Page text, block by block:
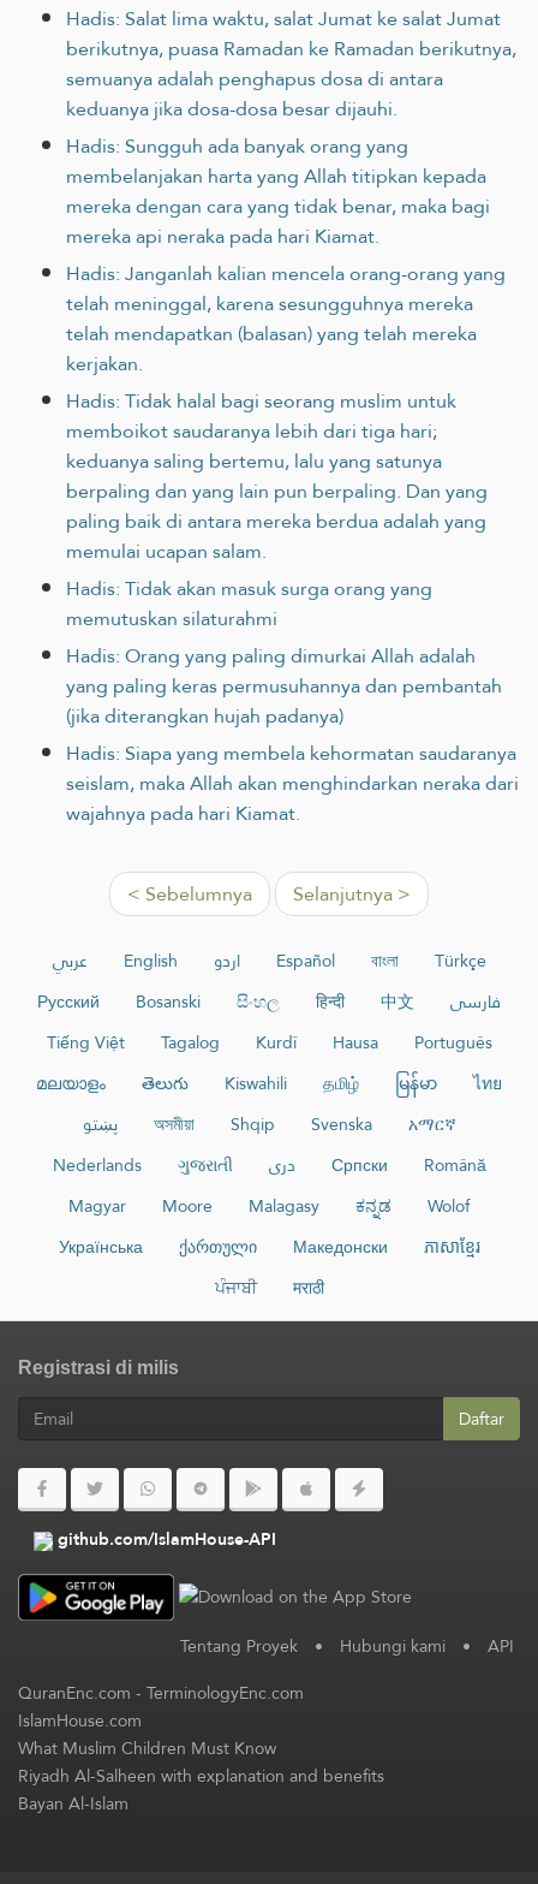
Hadis: Salat lima waktu, salat Jumat ke salat Jumat
berikutnya, puasa Ramadan ke Ramadan berikutnya,
semuanya adalah penghapus dosa di antara
keduanya jika dosa-dosa besar dijauhi.
Hadis: Sungguh ada banyak orang yang
membelanjakan harta yang Allah ‎titipkan kepada
mereka dengan cara yang tidak benar, maka bagi
mereka api neraka pada hari Kiamat.‎
Hadis: Janganlah kalian mencela orang-orang yang
telah meninggal, karena sesungguhnya mereka
telah mendapatkan (balasan) yang telah mereka
kerjakan.
Hadis: Tidak halal bagi seorang muslim untuk
memboikot saudaranya lebih dari tiga hari;
keduanya saling bertemu, lalu yang satunya
berpaling dan yang lain pun berpaling. Dan yang
paling baik di antara mereka berdua adalah yang
memulai ucapan salam.
Hadis: Tidak akan masuk surga orang yang
memutuskan silaturahmi
Hadis: Orang yang paling dimurkai Allah adalah
yang paling keras permusuhannya dan pembantah
(jika diterangkan hujah padanya)
Hadis: Siapa yang membela kehormatan saudaranya
seislam, maka Allah akan menghindarkan neraka dari
wajahnya pada hari Kiamat.
< Sebelumnya Selanjutnya >
عربي English اردو Español বাংলা
Türkçe
Русский
Bosanski සිංහල हिन्दी 中文
فارسی
Tiếng Việt
Tagalog Kurdî Hausa
Português
മലയാളം
తెలుగు Kiswahili தமிழ் မြန်မာ
ไทย
پښتو
অসমীয়া Shqip Svenska
አማርኛ
Nederlands
ગુજરાતી دری Српски
Română
Magyar
Moore Malagasy ಕನ್ನಡ
Wolof
Українська
ქართული Македонски
ភាសាខ្មែរ
ਪੰਜਾਬੀ
मराठी
Registrasi di milis
Daftar
github.com/IslamHouse-API
Tentang Proyek • Hubungi kami • API
QuranEnc.com-TerminologyEnc.com
IslamHouse.com
What Muslim Children Must Know
Riyadh Al-Salheen with explanation and benefits
Bayan Al-Islam